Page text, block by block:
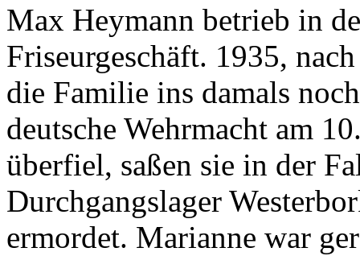
Max Heymann betrieb in
Friseurgeschäft. 1935,
die Familie ins damals
deutsche Wehrmacht am
überfiel, saßen sie in der
Durchgangslager
ermordet. Marianne war